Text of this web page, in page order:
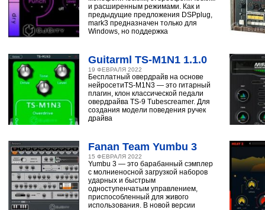
и расширенным режимами. Как и
предыдущие предложения DSPplug,
mark3 предназначен только для
Windows, но поддержка
Guitarml TS-M1N1 1.1.0
19 ФЕВРАЛЯ 2022
Бесплатный овердрайв на основе
нейросетиTS-M1N3 — это гитарный
плагин, клон классической педали
овердрайва TS-9 Tubescreamer. Для
создания модели поведения ручек
драйва
Fanan Team Yumbu 3
15 ФЕВРАЛЯ 2022
Yumbu 3 — это барабанный сэмплер
с молниеносной загрузкой наборов
ударных и быстрым
одноступенчатым управлением,
приспособленный для живого
использования. В новой версии